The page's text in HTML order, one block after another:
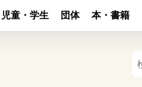
児童・学生 団体 本・書籍